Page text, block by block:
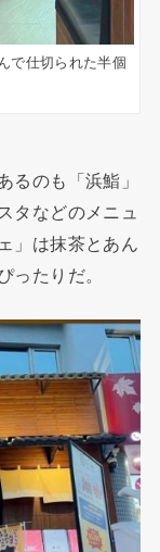
で仕切られた半個
のも「浜鮨」
タなどのメニュ
」は抹茶とあん
ったりだ。